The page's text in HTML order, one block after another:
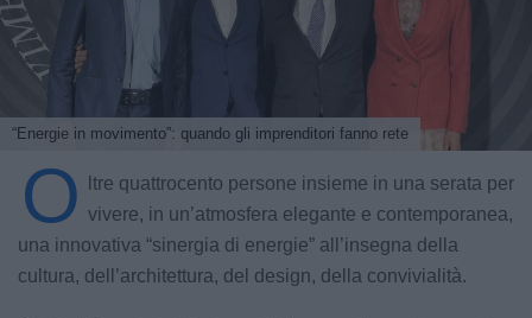
“Energie in movimento”: quando gli imprenditori fanno rete
O
ltre quattrocento persone insieme in una serata per
vivere, in un’atmosfera elegante e contemporanea,
una innovativa “sinergia di energie” all’insegna della
cultura, dell’architettura, del design, della convivialità.